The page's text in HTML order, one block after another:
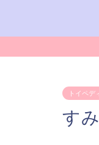
トイペデ
す